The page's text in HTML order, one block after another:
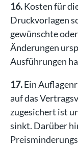
16.Kosten für
Druckvorlagen
gewünschte
Änderungen
Ausführungen
17.Ein
auf das
zugesichert ist
sinkt. Darüber